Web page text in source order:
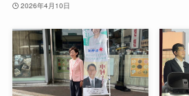
2026年4月10日